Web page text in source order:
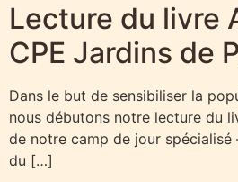
Lecture du livre
CPE Jardins de
Dans le but de sensibiliser la
nous débutons notre lecture du
de notre camp de jour
du […]